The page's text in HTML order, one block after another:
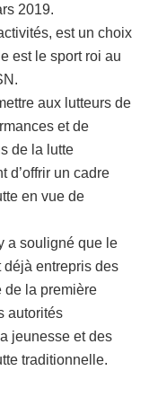
2019.
est un choix
est le sport roi au
aux lutteurs de
et de
de la lutte
d’offrir un cadre
en vue de
a souligné que le
déjà entrepris des
de la première
autorités
jeunesse et des
traditionnelle.